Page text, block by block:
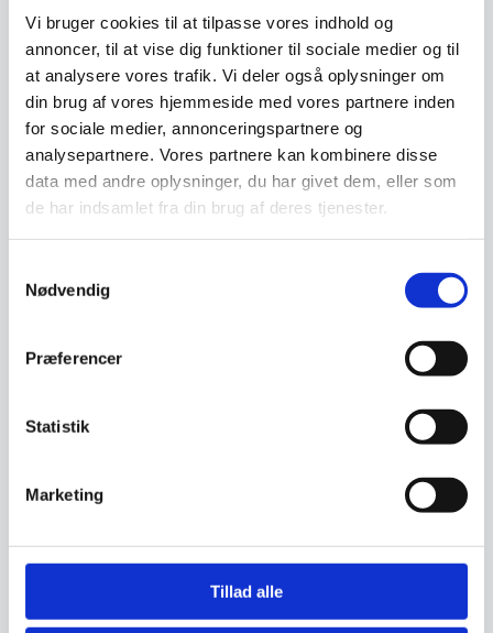
Vi bruger cookies til at tilpasse vores indhold og
annoncer, til at vise dig funktioner til sociale medier og til
at analysere vores trafik. Vi deler også oplysninger om
din brug af vores hjemmeside med vores partnere inden
for sociale medier, annonceringspartnere og
analysepartnere. Vores partnere kan kombinere disse
data med andre oplysninger, du har givet dem, eller som
de har indsamlet fra din brug af deres tjenester.
Nødvendig
Præferencer
Statistik
Marketing
Tillad alle
Signe stol – Cognac PU
Signe stolen er en komfortabel
spisebordsstol i slidstærkt
PU.Stolen er…
1.559,00
Vi prismatcher
Vogn til runde borde
Vogn til transport af runde
borde.Justerbar så den passer til
8 borde.Mål: 200…
2.999,00